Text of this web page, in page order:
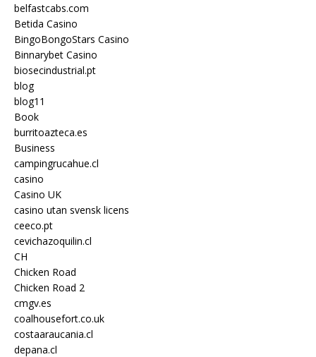
belfastcabs.com
Betida Casino
BingoBongoStars Casino
Binnarybet Casino
biosecindustrial.pt
blog
blog11
Book
burritoazteca.es
Business
campingrucahue.cl
casino
Casino UK
casino utan svensk licens
ceeco.pt
cevichazoquilin.cl
CH
Chicken Road
Chicken Road 2
cmgv.es
coalhousefort.co.uk
costaaraucania.cl
depana.cl